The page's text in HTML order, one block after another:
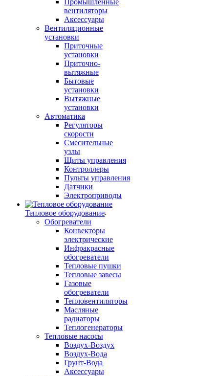
Промышленные
вентиляторы
Аксессуары
Вентиляционные
установки
Приточные
установки
Приточно-
вытяжные
Бытовые
установки
Вытяжные
установки
Автоматика
Регуляторы
скорости
Смесительные
узлы
Щиты управления
Контроллеры
Пульты управления
Датчики
Электроприводы
Тепловое оборудование
Обогреватели
Конвекторы
электрические
Инфракрасные
обогреватели
Тепловые пушки
Тепловые завесы
Газовые
обогреватели
Тепловентиляторы
Масляные
радиаторы
Теплогенераторы
Тепловые насосы
Воздух-Воздух
Воздух-Вода
Грунт-Вода
Аксессуары